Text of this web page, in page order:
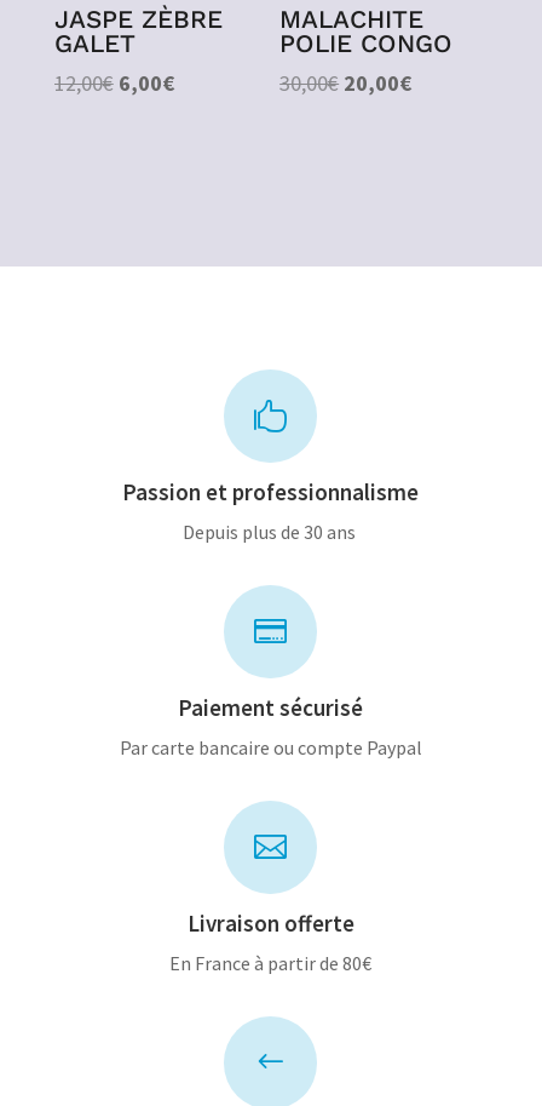
JASPE ZÈBRE
GALET
12,00€ Le
6,00€Le
MALACHITE
POLIE CONGO
30,00€ Le
20,00€Le

Passion et professionnalisme
Depuis plus de 30 ans

Paiement sécurisé
Par carte bancaire ou compte Paypal

Livraison offerte
En France à partir de 80€
#